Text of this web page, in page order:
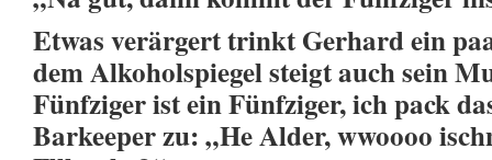
Etwas verärgert trinkt Gerhard ein
dem Alkoholspiegel steigt auch sein
Fünfziger ist ein Fünfziger, ich pack
Barkeeper zu: „He Alder, wwoooo